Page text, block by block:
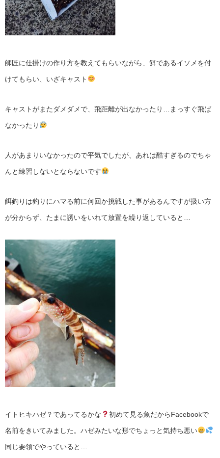
師匠に仕掛けの作り方を教えてもらいながら、餌であるイソメを付
けてもらい、いざキャスト
キャストがまたダメダメで、飛距離が出なかったり…まっすぐ飛ば
なかったり
人があまりいなかったので平気でしたが、あれは酷すぎるのでちゃ
んと練習しないとならないです
餌釣りは釣りにハマる前に何回か挑戦した事があるんですが扱い方
が分からず、たまに誘いをいれて放置を繰り返していると…
イトヒキハゼ？であってるかな 初めて見る魚だからFacebookで
名前をきいてみました。ハゼみたいな形でちょっと気持ち悪い
同じ要領でやっていると…